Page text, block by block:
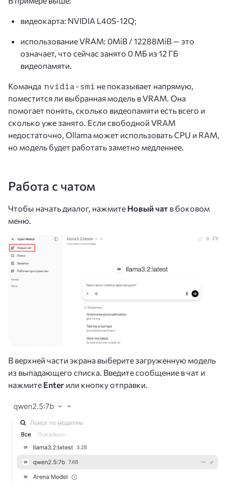
видеокарта: NVIDIA L40S-12Q;
использование VRAM: 0MiB / 12288MiB — это
означает, что сейчас занято 0 МБ из 12 ГБ
видеопамяти.
Команда nvidia-smi не показывает напрямую,
поместится ли выбранная модель в VRAM. Она
помогает понять, сколько видеопамяти есть всего и
сколько уже занято. Если свободной VRAM
недостаточно, Ollama может использовать CPU и RAM,
но модель будет работать заметно медленнее.
Работа с чатом
Чтобы начать диалог, нажмите Новый чат в боковом
меню.
В верхней части экрана выберите загруженную модель
из выпадающего списка. Введите сообщение в чат и
нажмите Enter или кнопку отправки.